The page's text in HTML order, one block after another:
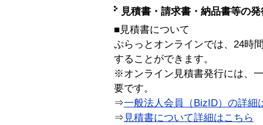
見積書・請求書・納品書等の
■見積書について
ぷらっとオンラインでは、24時
することができます。
※オンライン見積書発行には、
要です。
⇒一般法人会員（BizID）の詳細
⇒ 見積書について詳細はこちら